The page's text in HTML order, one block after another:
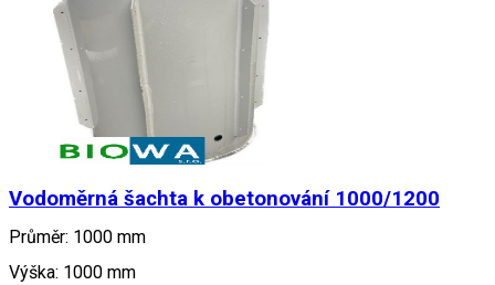
Vodoměrná šachta k obetonování 1000/1200
Průměr: 1000 mm
Výška: 1000 mm